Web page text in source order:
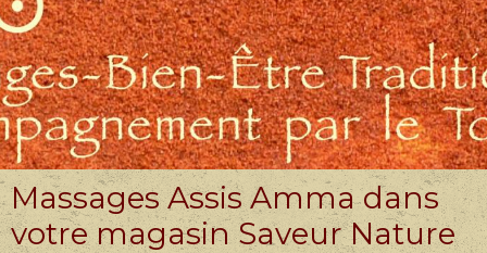
Massages Assis Amma dans
votre magasin Saveur Nature